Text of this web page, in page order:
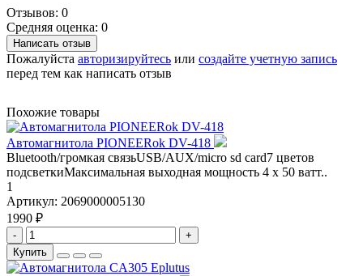
Отзывов: 0
Средняя оценка: 0
Написать отзыв
Пожалуйста авторизируйтесь или создайте учетную запись
перед тем как написать отзыв
Похожие товары
Автомагнитола PIONEERok DV-418
Bluetooth/громкая связьUSB/AUX/micro sd card7 цветов
подсветкиМаксимальная выходная мощность 4 х 50 ватт..
1
Артикул: 2069000005130
1990 ₽
-
+
Купить